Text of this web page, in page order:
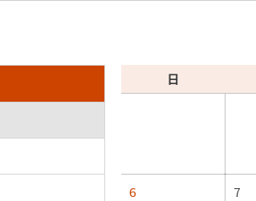
について■
イルス感染防止対策を実施しております。
崎温泉まで車55分、鳥取砂丘まで車で2時間
日
6 7